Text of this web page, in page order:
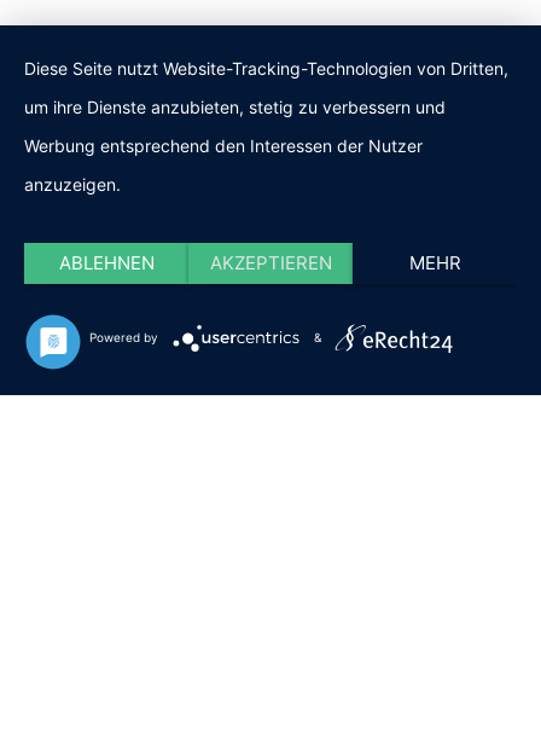
Diese Seite nutzt Website-Tracking-Technologien von Dritten,
um ihre Dienste anzubieten, stetig zu verbessern und
Werbung entsprechend den Interessen der Nutzer
anzuzeigen.
ABLEHNEN AKZEPTIEREN MEHR
Powered by &